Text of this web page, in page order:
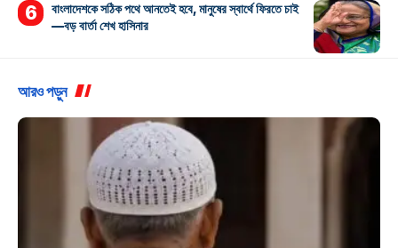
বাংলাদেশকে সঠিক পথে আনতেই হবে, মানুষের স্বার্থে ফিরতে চাই
—বড় বার্তা শেখ হাসিনার
আরও পড়ুন